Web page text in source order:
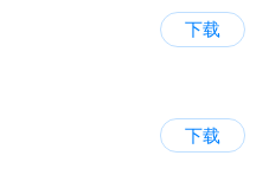
下载
下载